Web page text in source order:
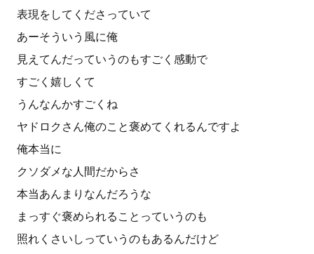
表現をしてくださっていて
あーそういう風に俺
見えてんだっていうのもすごく感動で
すごく嬉しくて
うんなんかすごくね
ヤドロクさん俺のこと褒めてくれるんですよ
俺本当に
クソダメな人間だからさ
本当あんまりなんだろうな
まっすぐ褒められることっていうのも
照れくさいしっていうのもあるんだけど